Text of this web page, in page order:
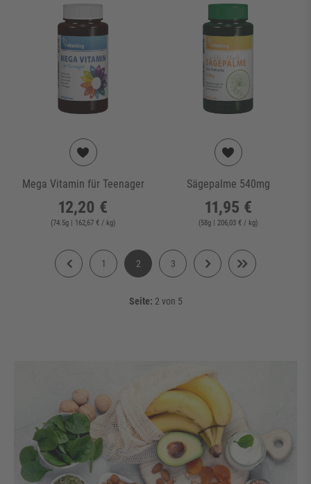
Mega Vitamin für Teenager
12,20 €
(74.5g| 162,67 € / kg)
Sägepalme 540mg
11,95 €
(58g| 206,03 € / kg)
1 2 3
Seite: 2 von 5